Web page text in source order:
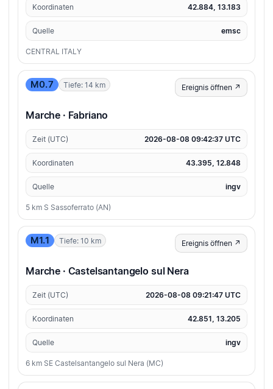
Koordinaten 42.884, 13.183
Quelle emsc
CENTRAL ITALY
M0.7 Tiefe: 14 km Ereignis öffnen ↗
Marche · Fabriano
Zeit (UTC) 2026-08-08 09:42:37 UTC
Koordinaten 43.395, 12.848
Quelle ingv
5 km S Sassoferrato (AN)
M1.1 Tiefe: 10 km Ereignis öffnen ↗
Marche · Castelsantangelo sul Nera
Zeit (UTC) 2026-08-08 09:21:47 UTC
Koordinaten 42.851, 13.205
Quelle ingv
6 km SE Castelsantangelo sul Nera (MC)